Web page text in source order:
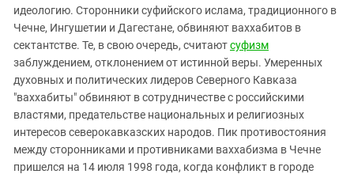
идеологию. Сторонники суфийского ислама, традиционного в
Чечне, Ингушетии и Дагестане, обвиняют ваххабитов в
сектантстве. Те, в свою очередь, считаютсуфизм
заблуждением, отклонением от истинной веры. Умеренных
духовных и политических лидеров Северного Кавказа
"ваххабиты" обвиняют в сотрудничестве с российскими
властями, предательстве национальных и религиозных
интересов северокавказских народов. Пик противостояния
между сторонниками и противниками ваххабизма в Чечне
пришелся на 14 июля 1998 года, когда конфликт в городе